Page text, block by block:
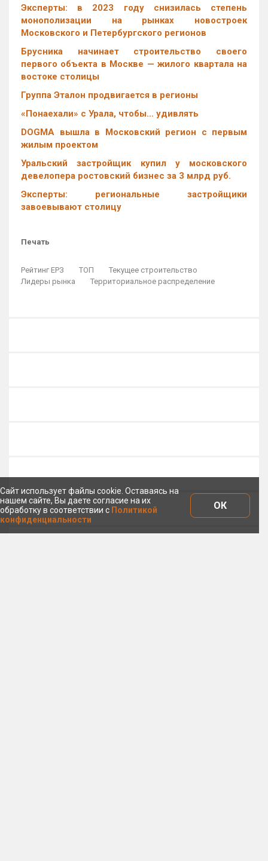
Эксперты: в 2023 году снизилась степень
монополизации на рынках новостроек
Московского и Петербургского регионов
Брусника начинает строительство своего
первого объекта в Москве — жилого квартала на
востоке столицы
Группа Эталон продвигается в регионы
«Понаехали» с Урала, чтобы… удивлять
DOGMA вышла в Московский регион с первым
жилым проектом
Уральский застройщик купил у московского
девелопера ростовский бизнес за 3 млрд руб.
Эксперты: региональные застройщики
завоевывают столицу
Печать
Рейтинг ЕРЗ ТОП
Текущее строительство
Лидеры рынка
Территориальное распределение
Сайт использует файлы cookie. Оставаясь на
нашем сайте, Вы даете согласие на их
обработку в соответствии с Политикой
конфиденциальности
ОК